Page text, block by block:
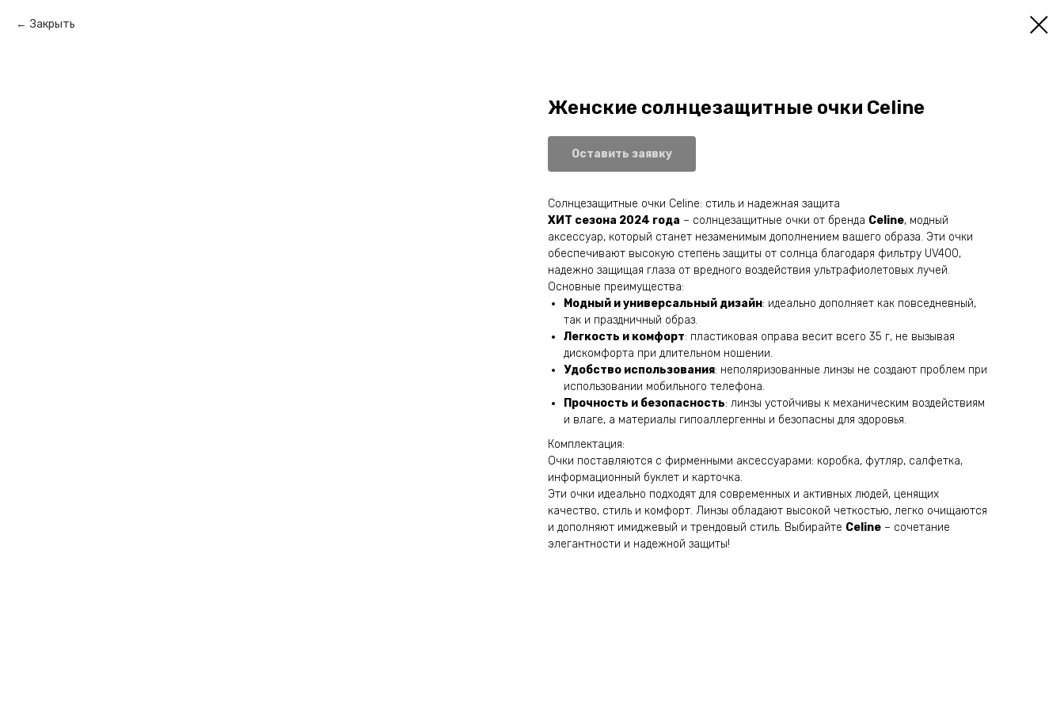
Закрыть
Женские солнцезащитные очки Celine
Оставить заявку
Солнцезащитные очки Celine: стиль и надежная защита
ХИТ сезона 2024 года – солнцезащитные очки от бренда Celine, модный
аксессуар, который станет незаменимым дополнением вашего образа. Эти очки
обеспечивают высокую степень защиты от солнца благодаря фильтру UV400,
надежно защищая глаза от вредного воздействия ультрафиолетовых лучей.
Основные преимущества:
Модный и универсальный дизайн: идеально дополняет как повседневный,
так и праздничный образ.
Легкость и комфорт: пластиковая оправа весит всего 35 г, не вызывая
дискомфорта при длительном ношении.
Удобство использования: неполяризованные линзы не создают проблем при
использовании мобильного телефона.
Прочность и безопасность: линзы устойчивы к механическим воздействиям
и влаге, а материалы гипоаллергенны и безопасны для здоровья.
Комплектация:
Очки поставляются с фирменными аксессуарами: коробка, футляр, салфетка,
информационный буклет и карточка.
Эти очки идеально подходят для современных и активных людей, ценящих
качество, стиль и комфорт. Линзы обладают высокой четкостью, легко очищаются
и дополняют имиджевый и трендовый стиль. Выбирайте Celine – сочетание
элегантности и надежной защиты!